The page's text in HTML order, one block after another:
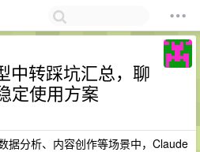
中转踩坑汇总，聊
定使用方案
据分析、内容创作等场景中，Claude